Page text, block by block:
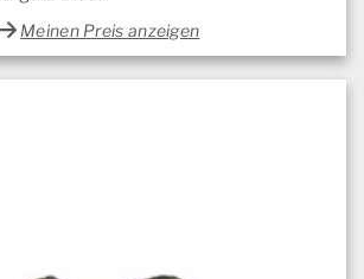
Meinen Preis anzeigen